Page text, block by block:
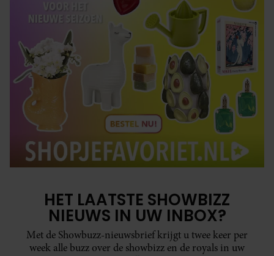
HET LAATSTE SHOWBIZZ
NIEUWS IN UW INBOX?
Met de Showbuzz-nieuwsbrief krijgt u twee keer per
week alle buzz over de showbizz en de royals in uw